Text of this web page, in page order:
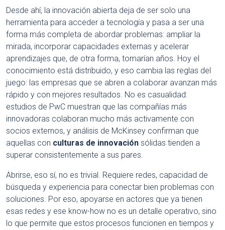
Desde ahí, la innovación abierta deja de ser solo una
herramienta para acceder a tecnología y pasa a ser una
forma más completa de abordar problemas: ampliar la
mirada, incorporar capacidades externas y acelerar
aprendizajes que, de otra forma, tomarían años. Hoy el
conocimiento está distribuido, y eso cambia las reglas del
juego: las empresas que se abren a colaborar avanzan más
rápido y con mejores resultados. No es casualidad:
estudios de PwC muestran que las compañías más
innovadoras colaboran mucho más activamente con
socios externos, y análisis de McKinsey confirman que
aquellas con culturas de innovación sólidas tienden a
superar consistentemente a sus pares.
Abrirse, eso sí, no es trivial. Requiere redes, capacidad de
búsqueda y experiencia para conectar bien problemas con
soluciones. Por eso, apoyarse en actores que ya tienen
esas redes y ese know-how no es un detalle operativo, sino
lo que permite que estos procesos funcionen en tiempos y